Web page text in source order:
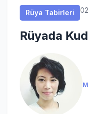
Rüya Tabirleri
Rüyada